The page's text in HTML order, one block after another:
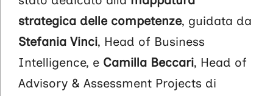
strategica delle competenze, guidata da
Stefania Vinci, Head of Business
Intelligence, e Camilla Beccari, Head of
Advisory & Assessment Projects di